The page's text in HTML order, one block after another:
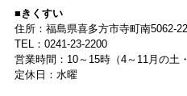
■きくすい
住所：福島県喜多方市寺町南5062-22
TEL：0241-23-2200
営業時間：10～15時（4～11月の土
定休日：水曜